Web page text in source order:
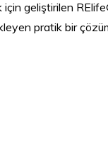
için geliştirilen
pratik bir